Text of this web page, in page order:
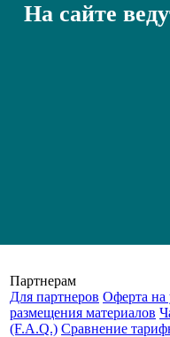
На сайте
Партнерам
Для партнеров Оферта на
размещения материалов
(F.A.Q.) Cравнение